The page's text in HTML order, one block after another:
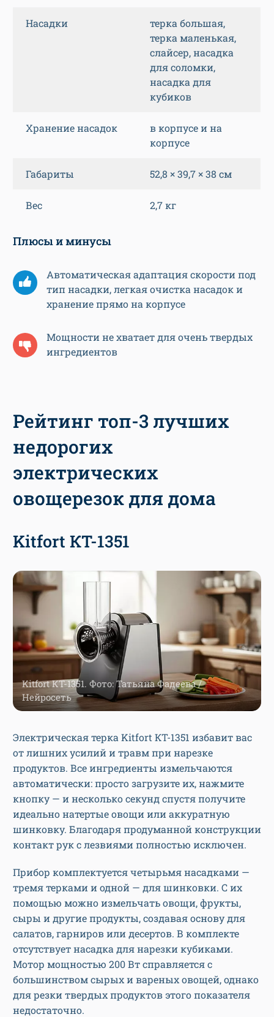
Насадки
терка большая,
терка маленькая,
слайсер, насадка
для соломки,
насадка для
кубиков
Хранение насадок
в корпусе и на
корпусе
Габариты 52,8 × 39,7 × 38 см
Вес 2,7 кг
Плюсы и минусы
Автоматическая адаптация скорости под
тип насадки, легкая очистка насадок и
хранение прямо на корпусе
Мощности не хватает для очень твердых
ингредиентов
Рейтинг топ-3 лучших
недорогих
электрических
овощерезок для дома
Kitfort КТ-1351
Kitfort КТ-1351. Фото: Татьяна Фадеева /
Нейросеть
Электрическая терка Kitfort КТ-1351 избавит вас
от лишних усилий и травм при нарезке
продуктов. Все ингредиенты измельчаются
автоматически: просто загрузите их, нажмите
кнопку — и несколько секунд спустя получите
идеально натертые овощи или аккуратную
шинковку. Благодаря продуманной конструкции
контакт рук с лезвиями полностью исключен.
Прибор комплектуется четырьмя насадками —
тремя терками и одной — для шинковки. С их
помощью можно измельчать овощи, фрукты,
сыры и другие продукты, создавая основу для
салатов, гарниров или десертов. В комплекте
отсутствует насадка для нарезки кубиками.
Мотор мощностью 200 Вт справляется с
большинством сырых и вареных овощей, однако
для резки твердых продуктов этого показателя
недостаточно.